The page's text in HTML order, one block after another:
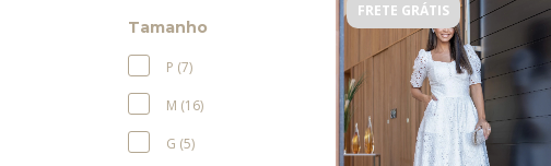
Tamanho
P (7)
M (16)
G (5)
FRETE GRÁTIS